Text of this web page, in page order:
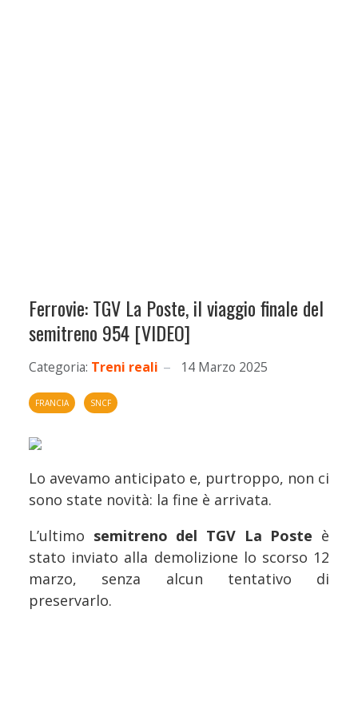
Ferrovie: TGV La Poste, il viaggio finale del
semitreno 954 [VIDEO]
Categoria: Treni reali 14 Marzo 2025
FRANCIA SNCF
Lo avevamo anticipato e, purtroppo, non ci
sono state novità: la fine è arrivata.
L’ultimo semitreno del TGV La Poste è
stato inviato alla demolizione lo scorso 12
marzo, senza alcun tentativo di
preservarlo.